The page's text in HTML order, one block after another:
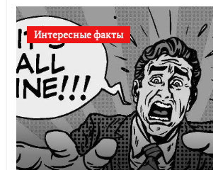
Интересные факты